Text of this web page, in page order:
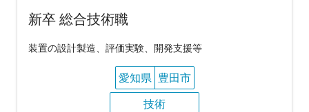
新卒 総合技術職
装置の設計製造、評価実験、開発支援等
愛知県 豊田市
技術